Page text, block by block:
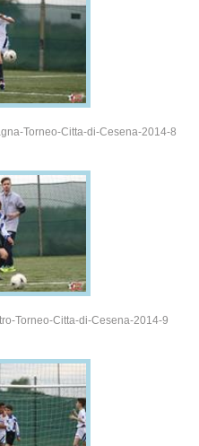
Torneo-Citta-di-Cesena-2014-8
Torneo-Citta-di-Cesena-2014-9